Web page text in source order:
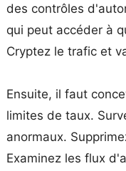
des contrôles
qui peut accéder à
Cryptez le trafic et
Ensuite, il faut
limites de taux.
anormaux.
Examinez les flux